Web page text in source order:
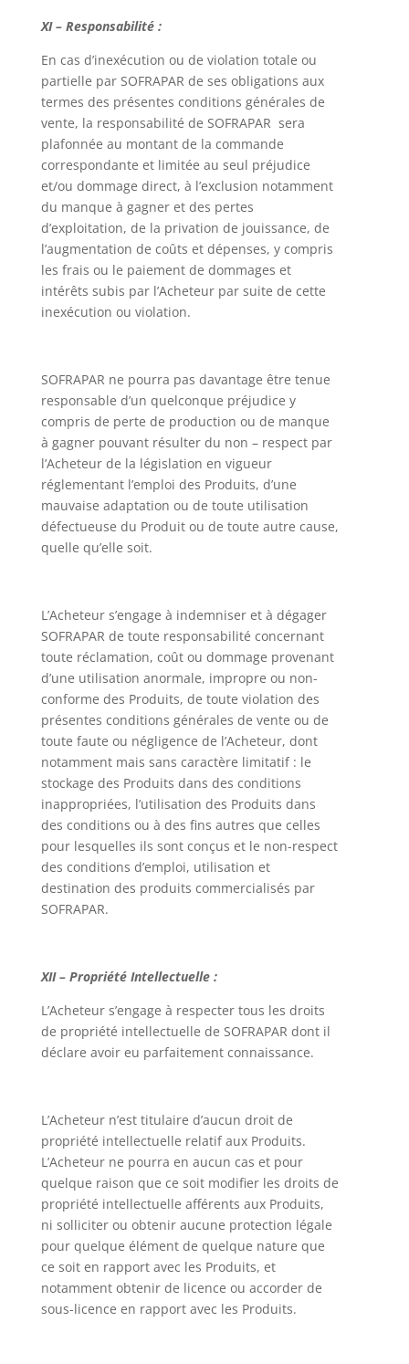
XI – Responsabilité :
En cas d’inexécution ou de violation totale ou
partielle par SOFRAPAR de ses obligations aux
termes des présentes conditions générales de
vente, la responsabilité de SOFRAPAR sera
plafonnée au montant de la commande
correspondante et limitée au seul préjudice
et/ou dommage direct, à l’exclusion notamment
du manque à gagner et des pertes
d’exploitation, de la privation de jouissance, de
l’augmentation de coûts et dépenses, y compris
les frais ou le paiement de dommages et
intérêts subis par l’Acheteur par suite de cette
inexécution ou violation.
SOFRAPAR ne pourra pas davantage être tenue
responsable d’un quelconque préjudice y
compris de perte de production ou de manque
à gagner pouvant résulter du non – respect par
l’Acheteur de la législation en vigueur
réglementant l’emploi des Produits, d’une
mauvaise adaptation ou de toute utilisation
défectueuse du Produit ou de toute autre cause,
quelle qu’elle soit.
L’Acheteur s’engage à indemniser et à dégager
SOFRAPAR de toute responsabilité concernant
toute réclamation, coût ou dommage provenant
d’une utilisation anormale, impropre ou non-
conforme des Produits, de toute violation des
présentes conditions générales de vente ou de
toute faute ou négligence de l’Acheteur, dont
notamment mais sans caractère limitatif : le
stockage des Produits dans des conditions
inappropriées, l’utilisation des Produits dans
des conditions ou à des fins autres que celles
pour lesquelles ils sont conçus et le non-respect
des conditions d’emploi, utilisation et
destination des produits commercialisés par
SOFRAPAR.
XII – Propriété Intellectuelle :
L’Acheteur s’engage à respecter tous les droits
de propriété intellectuelle de SOFRAPAR dont il
déclare avoir eu parfaitement connaissance.
L’Acheteur n’est titulaire d’aucun droit de
propriété intellectuelle relatif aux Produits.
L’Acheteur ne pourra en aucun cas et pour
quelque raison que ce soit modifier les droits de
propriété intellectuelle afférents aux Produits,
ni solliciter ou obtenir aucune protection légale
pour quelque élément de quelque nature que
ce soit en rapport avec les Produits, et
notamment obtenir de licence ou accorder de
sous-licence en rapport avec les Produits.